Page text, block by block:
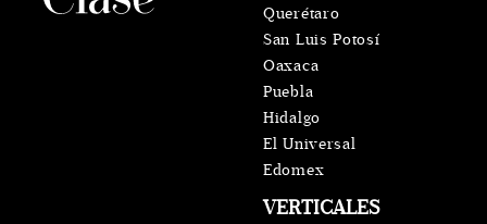
VERTICALES
Querétaro
San Luis Potosí
Oaxaca
Puebla
Hidalgo
El Universal
Edomex